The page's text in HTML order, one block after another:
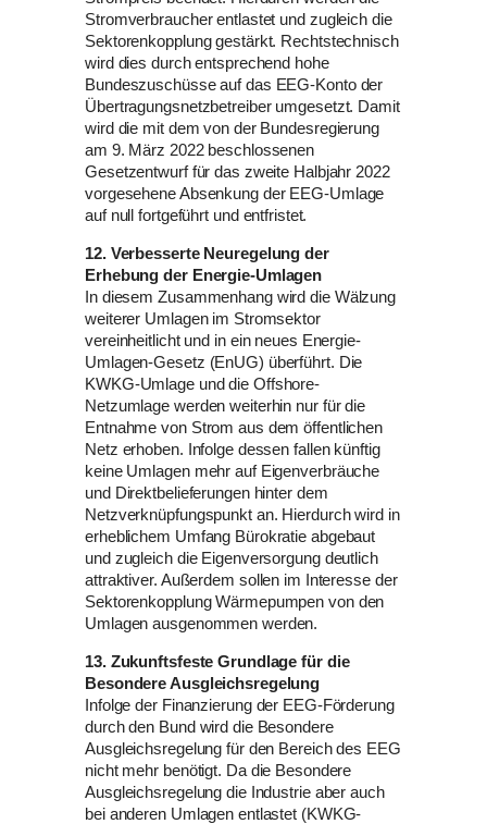
Stromverbraucher entlastet und zugleich die
Sektorenkopplung gestärkt. Rechtstechnisch
wird dies durch entsprechend hohe
Bundeszuschüsse auf das EEG-Konto der
Übertragungsnetzbetreiber umgesetzt. Damit
wird die mit dem von der Bundesregierung
am 9. März 2022 beschlossenen
Gesetzentwurf für das zweite Halbjahr 2022
vorgesehene Absenkung der EEG-Umlage
auf null fortgeführt und entfristet.
12. Verbesserte Neuregelung der
Erhebung der Energie-Umlagen
In diesem Zusammenhang wird die Wälzung
weiterer Umlagen im Stromsektor
vereinheitlicht und in ein neues Energie-
Umlagen-Gesetz (EnUG) überführt. Die
KWKG-Umlage und die Offshore-
Netzumlage werden weiterhin nur für die
Entnahme von Strom aus dem öffentlichen
Netz erhoben. Infolge dessen fallen künftig
keine Umlagen mehr auf Eigenverbräuche
und Direktbelieferungen hinter dem
Netzverknüpfungspunkt an. Hierdurch wird in
erheblichem Umfang Bürokratie abgebaut
und zugleich die Eigenversorgung deutlich
attraktiver. Außerdem sollen im Interesse der
Sektorenkopplung Wärmepumpen von den
Umlagen ausgenommen werden.
13. Zukunftsfeste Grundlage für die
Besondere Ausgleichsregelung
Infolge der Finanzierung der EEG-Förderung
durch den Bund wird die Besondere
Ausgleichsregelung für den Bereich des EEG
nicht mehr benötigt. Da die Besondere
Ausgleichsregelung die Industrie aber auch
bei anderen Umlagen entlastet (KWKG-